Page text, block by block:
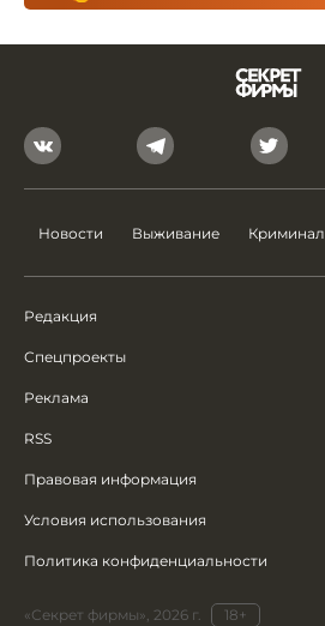
Новости Выживание Криминал
Редакция
Спецпроекты
Реклама
RSS
Правовая информация
Условия использования
Политика конфиденциальности
«Секрет фирмы», 2026 г. 18+